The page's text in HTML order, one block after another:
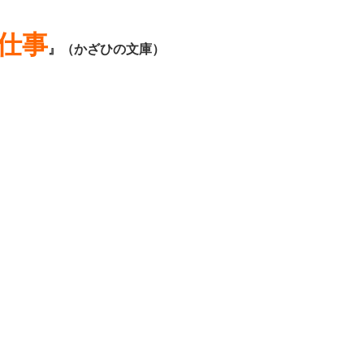
事』（かざひの文庫）